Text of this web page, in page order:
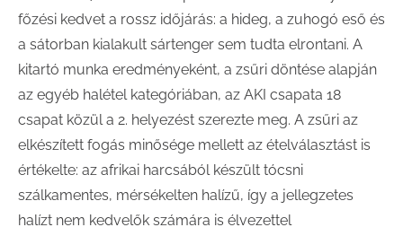
főzési kedvet a rossz időjárás: a hideg, a zuhogó eső és
a sátorban kialakult sártenger sem tudta elrontani. A
kitartó munka eredményeként, a zsűri döntése alapján
az egyéb halétel kategóriában, az AKI csapata 18
csapat közül a 2. helyezést szerezte meg. A zsűri az
elkészített fogás minősége mellett az ételválasztást is
értékelte: az afrikai harcsából készült tócsni
szálkamentes, mérsékelten halízű, így a jellegzetes
halízt nem kedvelők számára is élvezettel